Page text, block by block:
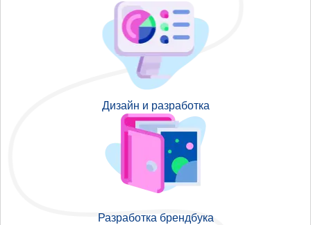
Дизайн и разработка
Разработка брендбука